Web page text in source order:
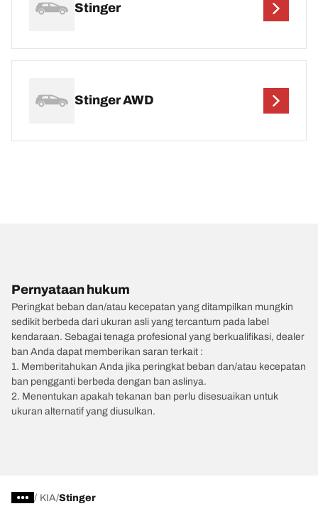
Stinger
Stinger AWD
Pernyataan hukum
Peringkat beban dan/atau kecepatan yang ditampilkan mungkin
sedikit berbeda dari ukuran asli yang tercantum pada label
kendaraan. Sebagai tenaga profesional yang berkualifikasi, dealer
ban Anda dapat memberikan saran terkait :
1. Memberitahukan Anda jika peringkat beban dan/atau kecepatan
ban pengganti berbeda dengan ban aslinya.
2. Menentukan apakah tekanan ban perlu disesuaikan untuk
ukuran alternatif yang diusulkan.
/ KIA Stinger